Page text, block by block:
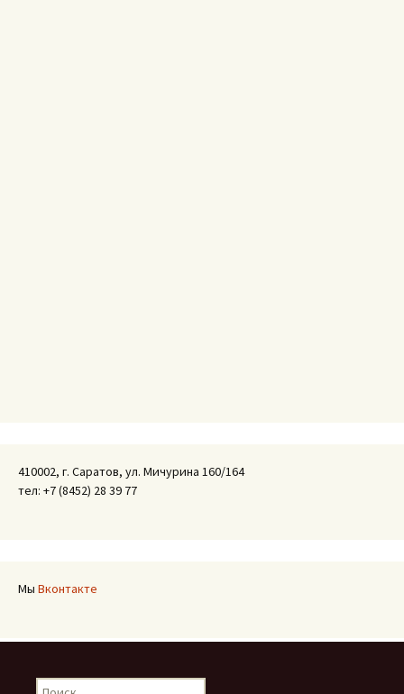
410002, г. Саратов, ул. Мичурина 160/164
тел: +7 (8452) 28 39 77
Мы Вконтакте
Найти: